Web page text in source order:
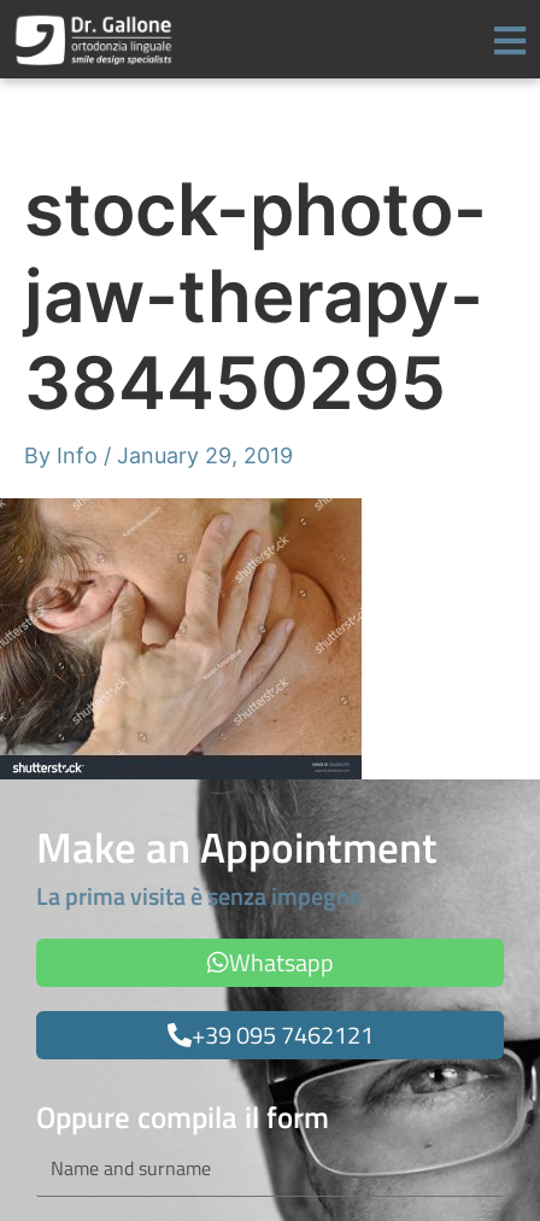
Skip
to
content
stock-photo-
jaw-therapy-
384450295
By Info / January 29, 2019
Make an Appointment
La prima visita è senza impegno
Whatsapp
+39 095 7462121
Oppure compila il form
and
surname